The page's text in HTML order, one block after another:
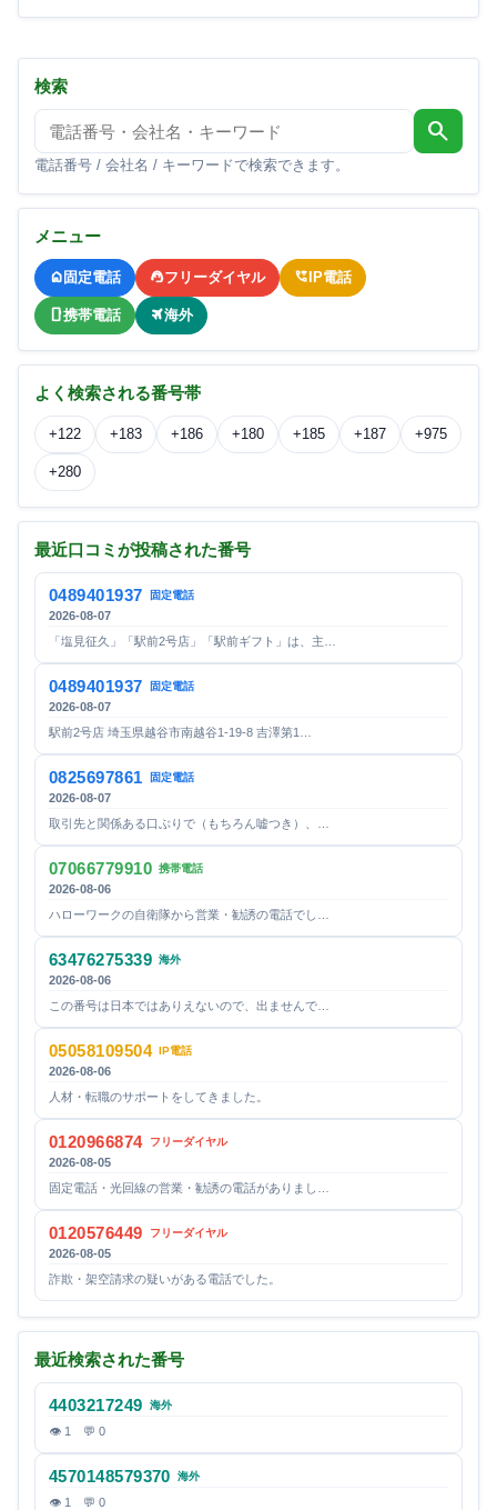
検索
search
電話番号 / 会社名 / キーワードで検索できます。
メニュー
固定電話 フリーダイヤル IP電話
携帯電話 海外
よく検索される番号帯
+122 +183 +186 +180 +185 +187 +975
+280
最近口コミが投稿された番号
0489401937 固定電話
2026-08-07
「塩見征久」「駅前2号店」「駅前ギフト」は、主…
0489401937 固定電話
2026-08-07
駅前2号店 埼玉県越谷市南越谷1-19-8 吉澤第1…
0825697861 固定電話
2026-08-07
取引先と関係ある口ぶりで（もちろん嘘つき）、…
07066779910 携帯電話
2026-08-06
ハローワークの自衛隊から営業・勧誘の電話でし…
63476275339 海外
2026-08-06
この番号は日本ではありえないので、出ませんで…
05058109504 IP電話
2026-08-06
人材・転職のサポートをしてきました。
0120966874 フリーダイヤル
2026-08-05
固定電話・光回線の営業・勧誘の電話がありまし…
0120576449 フリーダイヤル
2026-08-05
詐欺・架空請求の疑いがある電話でした。
最近検索された番号
4403217249 海外
👁 1 💬 0
4570148579370 海外
👁 1 💬 0